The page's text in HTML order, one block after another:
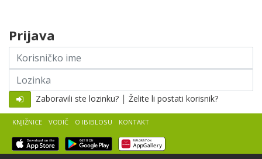
KNJIŽNICE VODIČ O IBIBLOSU KONTAKT
Prijava
Korisničko
ime
Lozinka
Zaboravili ste lozinku? | Želite li postati korisnik?